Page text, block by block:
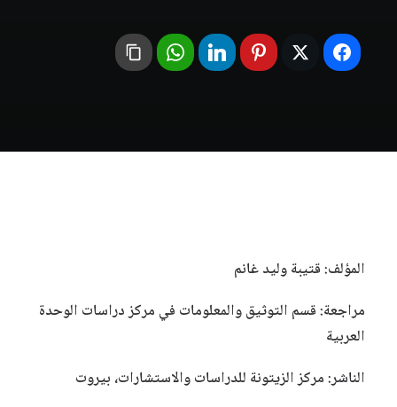
المؤلف: قتيبة وليد غانم
مراجعة: قسم التوثيق والمعلومات في مركز دراسات الوحدة
العربية
الناشر: مركز الزيتونة للدراسات والاستشارات، بيروت